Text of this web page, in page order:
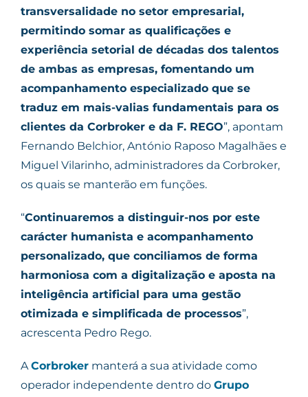
transversalidade no setor empresarial,
permitindo somar as qualificações e
experiência setorial de décadas dos talentos
de ambas as empresas, fomentando um
acompanhamento especializado que se
traduz em mais-valias fundamentais para os
clientes da Corbroker e da F. REGO”, apontam
Fernando Belchior, António Raposo Magalhães e
Miguel Vilarinho, administradores da Corbroker,
os quais se manterão em funções.
“Continuaremos a distinguir-nos por este
carácter humanista e acompanhamento
personalizado, que conciliamos de forma
harmoniosa com a digitalização e aposta na
inteligência artificial para uma gestão
otimizada e simplificada de processos”,
acrescenta Pedro Rego.
ACorbroker manterá a sua atividade como
operador independente dentro do Grupo